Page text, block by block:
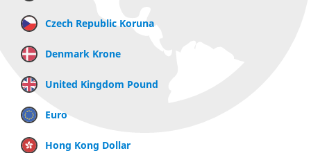
Czech Republic Koruna
Denmark Krone
United Kingdom Pound
Euro
Hong Kong Dollar